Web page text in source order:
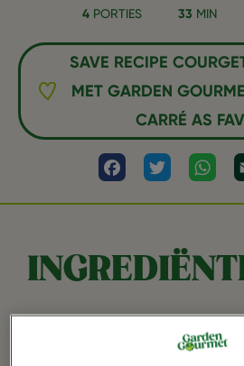
4 PORTIES 33 MIN
SAVE RECIPE
MET GARDEN
CARRÉ AS
FacebookTwitter